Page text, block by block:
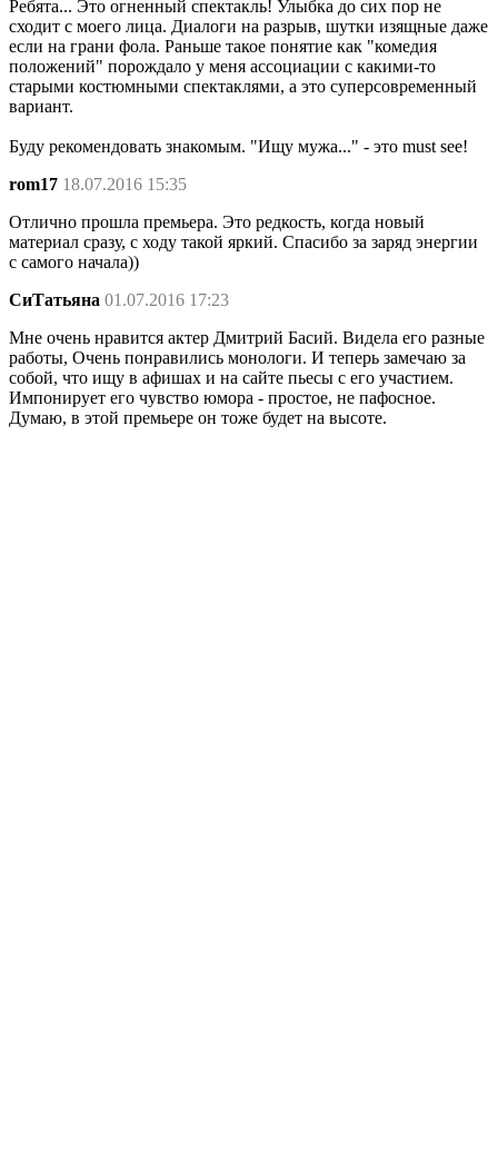
Ребята... Это огненный спектакль! Улыбка до сих пор не
сходит с моего лица. Диалоги на разрыв, шутки изящные даже
если на грани фола. Раньше такое понятие как "комедия
положений" порождало у меня ассоциации с какими-то
старыми костюмными спектаклями, а это суперсовременный
вариант.
Буду рекомендовать знакомым. "Ищу мужа..." - это must see!
rom17 18.07.2016 15:35
Отлично прошла премьера. Это редкость, когда новый
материал сразу, с ходу такой яркий. Спасибо за заряд энергии
с самого начала))
СиТатьяна 01.07.2016 17:23
Мне очень нравится актер Дмитрий Басий. Видела его разные
работы, Очень понравились монологи. И теперь замечаю за
собой, что ищу в афишах и на сайте пьесы с его участием.
Импонирует его чувство юмора - простое, не пафосное.
Думаю, в этой премьере он тоже будет на высоте.